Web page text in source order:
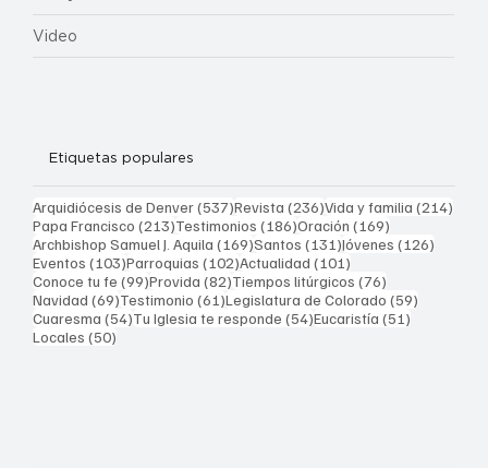
Video
Etiquetas populares
Arquidiócesis de Denver(537)537 entradas
Revista (236)236 entradas
Vida y familia (214)
Papa Francisco (213)213 entradas
Testimonios (186)186 entradas
Oración (169)
Archbishop Samuel J. Aquila (169)169 entradas
Santos (131)131 entradas
Jóvenes (126)
Eventos (103)103 entradas
Parroquias (102)102 entradas
Actualidad (101)
Conoce tu fe (99)99 entradas
Provida (82)82 entradas
Tiempos litúrgicos (76)
Navidad (69)69 entradas
Testimonio (61)61 entradas
Legislatura de Colorado (59)
Cuaresma (54)54 entradas
Tu Iglesia te responde (54)54 entradas
Eucaristía (51)
Locales (50)